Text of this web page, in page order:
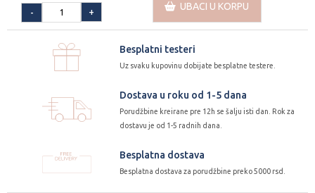
+
-
UBACI U KORPU
Besplatni testeri
Uz svaku kupovinu dobijate besplatne testere.
Dostava u roku od 1-5 dana
Porudžbine kreirane pre 12h se šalju isti dan. Rok za
dostavu je od 1-5 radnih dana.
Besplatna dostava
Besplatna dostava za porudžbine preko 5000 rsd.